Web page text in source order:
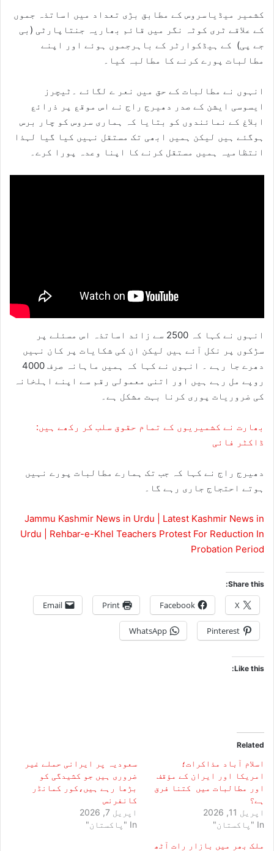
کشمیر میڈیاسروس کے مطابق بڑی تعداد میں اساتذہ جموں
کے علاقے ٹری کوٹہ نگر میں قائم بھاریہ جنتاپارٹی (بی
جے پی) کے ہیڈکوارٹر کے باہرجموں ہوئے اور اپنے
مطالبات پورے کرنے کا مطالبہ کیا۔
انہوں نے مطالبات کے حق میں نعر ے لگائے ۔ٹیچرز
ایسوسی ایشن کے صدر دھیرج راج نے اس موقع پر ذرائع
ابلاغ کے نمائندوں کو بتایا کہ ہماری سروس کو چار برس
ہوگئے ہیں لیکن ہمیں ابھی تک مستقل نہیں کیا گیا لہذا
انتظامیہ ہمیں مستقل کرنے کا اپنا وعدہ پورا کرے۔
انہوں نے کہا کہ 2500 سے زائد اساتذہ اس مسئلے پر
سڑکوں پر نکل آئے ہیں لیکن ان کی شکایات پر کان نہیں
دھرے جا رہے ۔ انہوں نے کہا کہ ہمیں ماہانہ صرف 4000
روپے مل رہے ہیں اور اتنی معمولی رقم سے اپنے اہلخانہ
کی ضروریات پوری کرنا بہت مشکل ہے۔
بھارت نے کشمیریوں کے تمام حقوق سلب کر رکھے ہیں:
ڈاکٹر فائی
دھیرج راج نے کہا کہ جب تک ہمارے مطالبات پورے نہیں
ہوتے احتجاج جاری رہے گا۔
Jammu Kashmir News in Urdu | Latest Kashmir News in
Urdu | Rehbar-e-Khel Teachers Protest For Reduction In
Probation Period
Share this:
X
Facebook
Print
Email
Pinterest
WhatsApp
Like this:
Related
اسلام آباد مذاکرات؛
امریکا اور ایران کے مؤقف
اور مطالبات میں کتنا فرق
ہے؟
اپریل 11, 2026
In "پاکستان"
سعودیہ پر ایرانی حملے غیر
ضروری ہیں جو کشیدگی کو
بڑھا رہے ہیں،کور کمانڈر
کانفرنس
اپریل 7, 2026
In "پاکستان"
ملک بھر میں بازار رات آٹھ